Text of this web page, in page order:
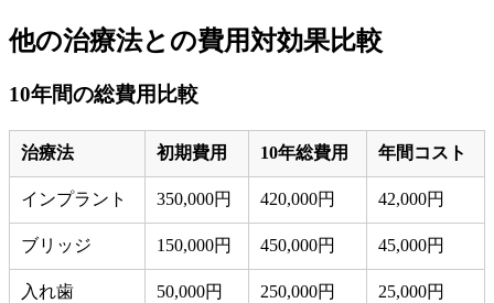
他の治療法との費用対効果比較
10年間の総費用比較
治療法 初期費用 10年総費用 年間コスト
インプラント 350,000円 420,000円 42,000円
ブリッジ 150,000円 450,000円 45,000円
入れ歯 50,000円 250,000円 25,000円